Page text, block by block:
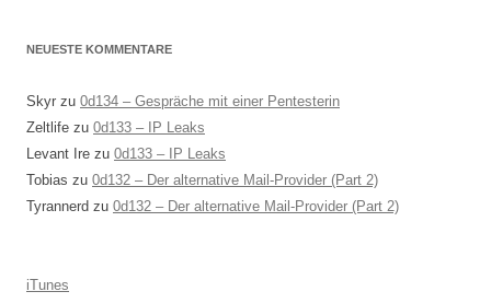
NEUESTE KOMMENTARE
Skyr zu 0d134 – Gespräche mit einer Pentesterin
Zeltlife zu 0d133 – IP Leaks
Levant Ire zu 0d133 – IP Leaks
Tobias zu 0d132 – Der alternative Mail-Provider (Part 2)
Tyrannerd zu 0d132 – Der alternative Mail-Provider (Part 2)
iTunes